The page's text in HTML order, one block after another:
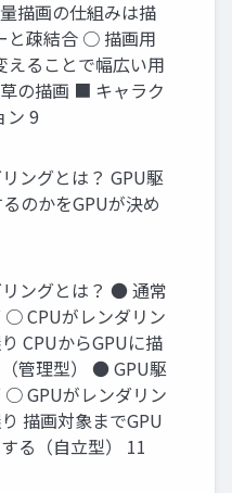
描画の仕組みは描
と疎結合 ○ 描画用
えることで幅広い用
の描画 ■ キャラク
ン 9
ングとは？ GPU駆
のかをGPUが決め
ングとは？ ● 通常
○ CPUがレンダリン
CPUからGPUに描
管理型） ● GPU駆
○ GPUがレンダリン
描画対象までGPU
る（自立型） 11